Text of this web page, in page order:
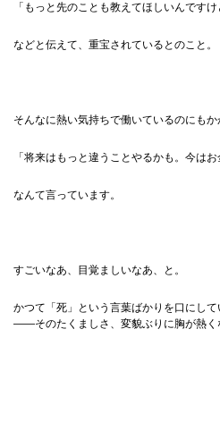
「もっと先のことも教えてほしいんですけ
などと伝えて、重宝されているとのこと。
そんなに熱い気持ちで働いているのにもか
「将来はもっと違うことやるかも。今は
なんて言っています。
すごいなあ、目覚ましいなあ、と。
かつて「死」という言葉ばかりを口にし
——そのたくましさ、変貌ぶりに胸が熱く